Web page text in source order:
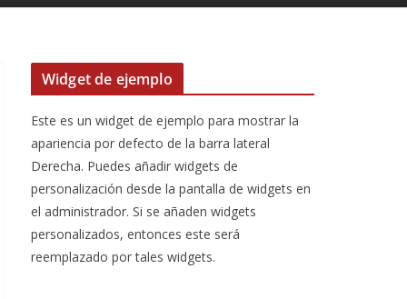
Widget de ejemplo
Este es un widget de ejemplo para mostrar la
apariencia por defecto de la barra lateral
Derecha. Puedes añadir widgets de
personalización desde la pantalla de widgets en
el administrador. Si se añaden widgets
personalizados, entonces este será
reemplazado por tales widgets.